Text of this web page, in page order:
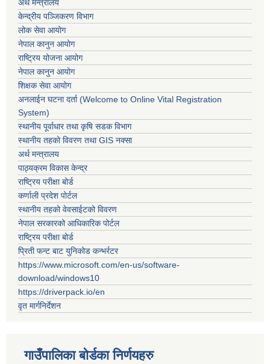
अर्थ मन्त्रालय
केन्द्रीय पञ्जिकरण विभाग
लोक सेवा आयोग
नेपाल कानुन आयोग
राष्ट्रिय योजना आयोग
नेपाल कानुन आयोग
शिक्षक सेवा आयोग
अनलाईन घटना दर्ता (Welcome to Online Vital Registration
System)
स्थानीय पूर्वाधार तथा कृषि सडक विभाग
स्थानीय तहको विवरण तथा GIS नक्सा
अर्थ मन्त्रालय
पाठ्यक्रम विकास केन्द्र
राष्ट्रिय परीक्षा बोर्ड
कर्णाली प्रदेश पोर्टल
स्थानीय तहको वेवसाईटको विवरण
नेपाल सरकारको आधिकारिक पोर्टल
राष्ट्रिय परीक्षा बोर्ड
प्रिती फन्ट बाट युनिकोड कन्भर्रटर
https://www.microsoft.com/en-us/software-
download/windows10
https://driverpack.io/en
वृत मार्गनिर्देशन
गाउँपालिका बोर्डका निर्णयहरु